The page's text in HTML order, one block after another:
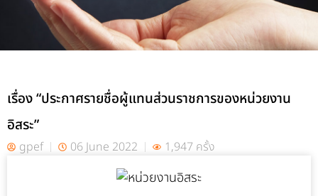
เรื่อง “ประกาศรายชื่อผู้แทนส่วนราชการของหน่วยงาน
อิสระ”
gpef 06 June 2022 1,947 ครั้ง